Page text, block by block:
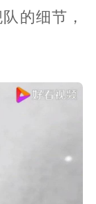
的细节，